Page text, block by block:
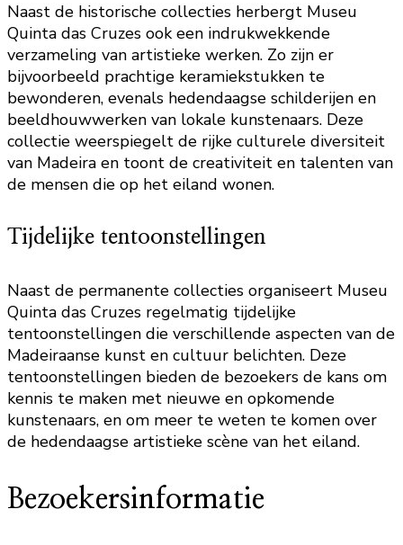
Naast de historische collecties herbergt Museu
Quinta das Cruzes ook een indrukwekkende
verzameling van artistieke werken. Zo zijn er
bijvoorbeeld prachtige keramiekstukken te
bewonderen, evenals hedendaagse schilderijen en
beeldhouwwerken van lokale kunstenaars. Deze
collectie weerspiegelt de rijke culturele diversiteit
van Madeira en toont de creativiteit en talenten van
de mensen die op het eiland wonen.
Tijdelijke tentoonstellingen
Naast de permanente collecties organiseert Museu
Quinta das Cruzes regelmatig tijdelijke
tentoonstellingen die verschillende aspecten van de
Madeiraanse kunst en cultuur belichten. Deze
tentoonstellingen bieden de bezoekers de kans om
kennis te maken met nieuwe en opkomende
kunstenaars, en om meer te weten te komen over
de hedendaagse artistieke scène van het eiland.
Bezoekersinformatie